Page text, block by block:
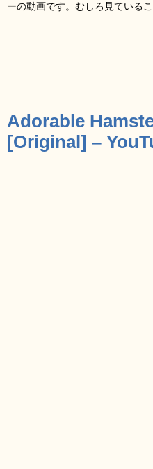
ーの動画です。むしろ見ている
Adorable
[Original] –